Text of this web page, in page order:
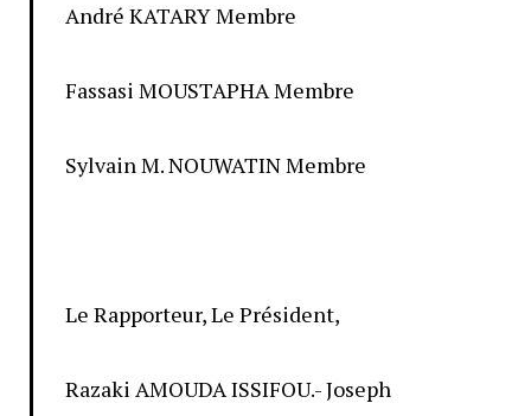
André KATARY Membre
Fassasi MOUSTAPHA Membre
Sylvain M. NOUWATIN Membre
Le Rapporteur, Le Président,
Razaki AMOUDA ISSIFOU.- Joseph